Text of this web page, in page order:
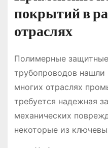
покрытий в
отраслях
Полимерные
трубопроводов
многих отраслях
требуется надежная
механических
некоторые из